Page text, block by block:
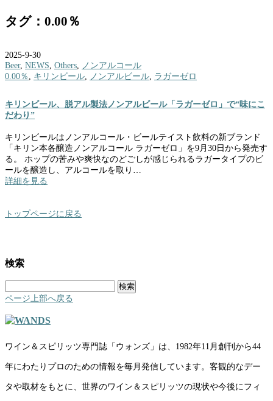
タグ：0.00％
2025-9-30
Beer, NEWS Others
ノンアルコール
0.00％
キリンビール ノンアルビール ラガーゼロ
キリンビール、脱アル製法ノンアルビール「ラガーゼロ」で“味にこ
だわり”
キリンビールはノンアルコール・ビールテイスト飲料の新ブランド
「キリン本各醸造ノンアルコール ラガーゼロ」を9月30日から発売す
る。 ホップの苦みや爽快なのどごしが感じられるラガータイプのビ
ールを醸造し、アルコールを取り…
詳細を見る
トップページに戻る
検索
索:
ページ上部へ戻る
ワイン＆スピリッツ専門誌「ウォンズ」は、1982年11月創刊から44
年にわたりプロのための情報を毎月発信しています。客観的なデー
タや取材をもとに、世界のワイン＆スピリッツの現状や今後にフィ